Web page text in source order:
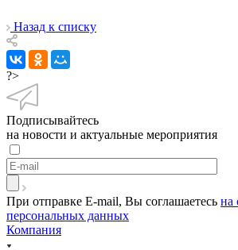
Назад к списку
?>
Подписывайтесь
на новости и актуальные мероприятия
При отправке E-mail, Вы соглашаетесь на
персональных данных
Компания